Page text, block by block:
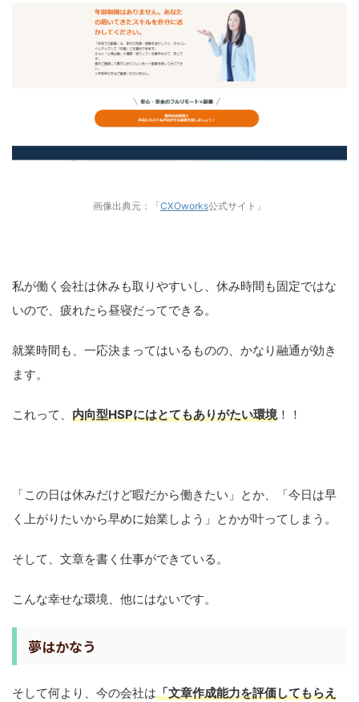
画像出典元：「CXOworks公式サイト」
私が働く会社は休みも取りやすいし、休み時間も固定ではな
いので、疲れたら昼寝だってできる。
就業時間も、一応決まってはいるものの、かなり融通が効き
ます。
これって、 内向型HSPにはとてもありがたい環境！！
「この日は休みだけど暇だから働きたい」とか、「今日は早
く上がりたいから早めに始業しよう」とかが叶ってしまう。
そして、文章を書く仕事ができている。
こんな幸せな環境、他にはないです。
夢はかなう
そして何より、今の会社は「文章作成能力を評価してもらえ